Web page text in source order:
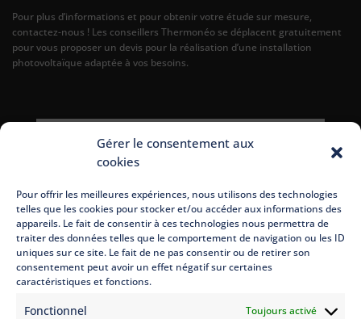
Gérer le consentement aux
cookies
Pour offrir les meilleures expériences, nous utilisons des technologies
telles que les cookies pour stocker et/ou accéder aux informations des
appareils. Le fait de consentir à ces technologies nous permettra de
traiter des données telles que le comportement de navigation ou les ID
uniques sur ce site. Le fait de ne pas consentir ou de retirer son
consentement peut avoir un effet négatif sur certaines
caractéristiques et fonctions.
Fonctionnel Toujours activé
Pour plus d’informations et pour obtenir votre étude sur mesure,
contactez-nous ! Les conseillers Thermonéo se déplacent gratuitement
pour vous proposer un devis pour la réalisation d’une installation
photovoltaïque adaptée à vos besoins.